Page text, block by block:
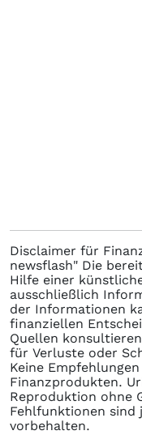
Disclaimer für
newsflash" Die
Hilfe einer
ausschließlich
der Informationen
finanziellen
Quellen
für Verluste oder
Keine
Finanzprodukten.
Reproduktion ohne
Fehlfunktionen sind
vorbehalten.